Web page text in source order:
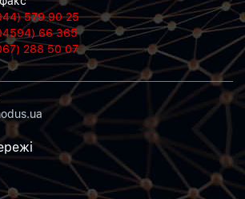
579 90 25
66 365
288 50 07